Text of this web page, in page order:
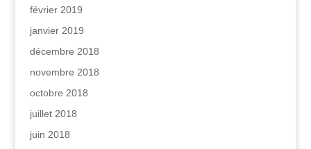
février 2019
janvier 2019
décembre 2018
novembre 2018
octobre 2018
juillet 2018
juin 2018